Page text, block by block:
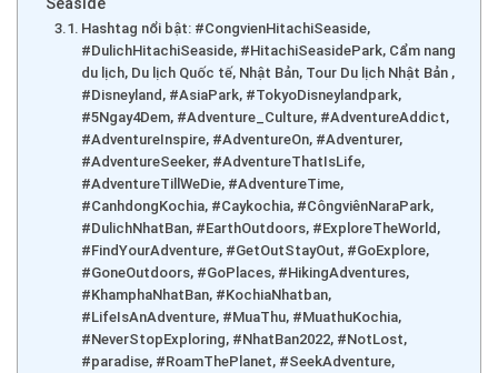
Hashtag nổi bật: #CongvienHitachiSeaside,
#DulichHitachiSeaside, #HitachiSeasidePark, Cẩm nang
du lịch, Du lịch Quốc tế, Nhật Bản, Tour Du lịch Nhật Bản ,
#Disneyland, #AsiaPark, #TokyoDisneylandpark,
#5Ngay4Dem, #Adventure_Culture, #AdventureAddict,
#AdventureInspire, #AdventureOn, #Adventurer,
#AdventureSeeker, #AdventureThatIsLife,
#AdventureTillWeDie, #AdventureTime,
#CanhdongKochia, #Caykochia, #CôngviênNaraPark,
#DulichNhatBan, #EarthOutdoors, #ExploreTheWorld,
#FindYourAdventure, #GetOutStayOut, #GoExplore,
#GoneOutdoors, #GoPlaces, #HikingAdventures,
#KhamphaNhatBan, #KochiaNhatban,
#LifeIsAnAdventure, #MuaThu, #MuathuKochia,
#NeverStopExploring, #NhatBan2022, #NotLost,
#paradise, #RoamThePlanet, #SeekAdventure,